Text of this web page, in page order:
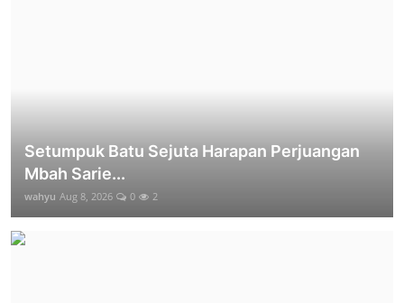
Setumpuk Batu Sejuta Harapan Perjuangan
Mbah Sarie...
wahyu Aug 8, 2026 0 2